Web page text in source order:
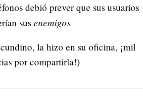
debió prever que sus usuarios
susenemigos
la hizo en su oficina, ¡mil
por compartirla!)